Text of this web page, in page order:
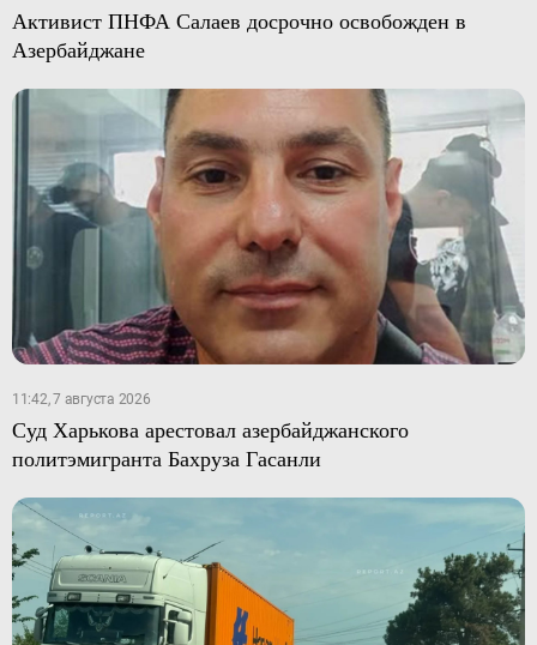
Активист ПНФА Салаев досрочно освобожден в
Азербайджане
11:42, 7 августа 2026
Суд Харькова арестовал азербайджанского
политэмигранта Бахруза Гасанли